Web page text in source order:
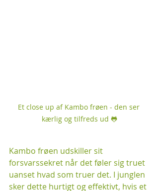
Et close up af Kambo frøen - den ser
kærlig og tilfreds ud 🐸
Kambo frøen udskiller sit
forsvarssekret når det føler sig truet
uanset hvad som truer det. I junglen
sker dette hurtigt og effektivt, hvis et